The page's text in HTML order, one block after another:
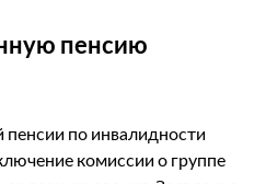
пенсию
по инвалидности
комиссии о группе